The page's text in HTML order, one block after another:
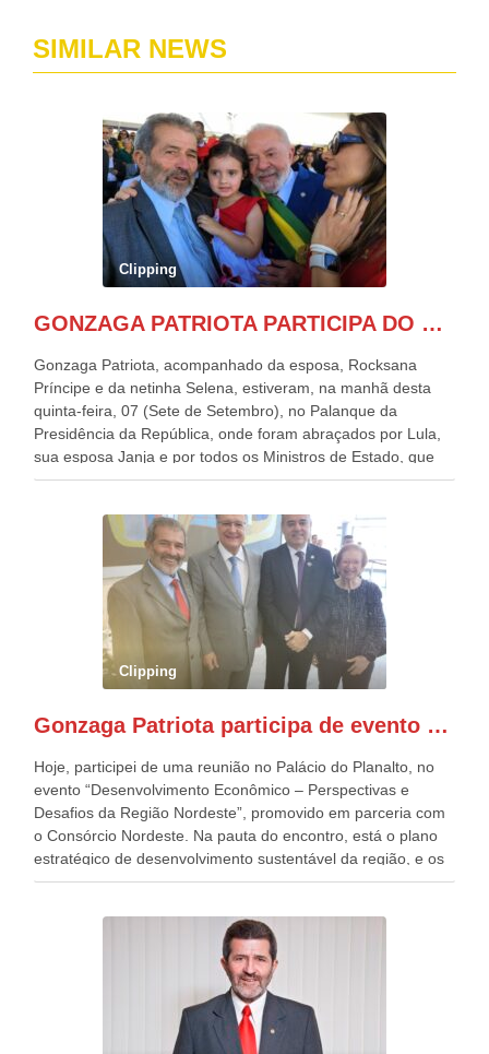
SIMILAR NEWS
Clipping
GONZAGA PATRIOTA PARTICIPA DO DESFILE DA INDEPENDÊNCIA NO PALANQUE DA PRESIDÊNCIA DA REPÚBLICA E É ABRAÇADO POR LULA E POR GERALDO ALCKMIN.
Gonzaga Patriota, acompanhado da esposa, Rocksana
Príncipe e da netinha Selena, estiveram, na manhã desta
quinta-feira, 07 (Sete de Setembro), no Palanque da
Presidência da República, onde foram abraçados por Lula,
sua esposa Janja e por todos os Ministros de Estado, que
estavam presentes, nos Desfiles da Independência da
outros desfiles, na Esplanada dos Ministérios, disse ter sido
o deste ano, o maior e o mais organizado de todos. “Há
quatro décadas, como Patriota até no nome, participo
anualmente dos desfiles de Sete de Setembro, na
Esplanada dos Ministérios, em Brasília. Este ano, o governo
preparou espaços com cadeiras e coberturas, para 30.000
pessoas, só que o número de Patriotas Brasileiros
Independentes, dobrou na Esplanada. Eu, Lula e os
Patriota.
Clipping
Gonzaga Patriota participa de evento em prol do desenvolvimento do Nordeste
Hoje, participei de uma reunião no Palácio do Planalto, no
evento “Desenvolvimento Econômico – Perspectivas e
Desafios da Região Nordeste”, promovido em parceria com
o Consórcio Nordeste. Na pauta do encontro, está o plano
estratégico de desenvolvimento sustentável da região, e os
desafios para a elaboração de políticas públicas, que
evento contou com a presença do Vice-presidente Geraldo
Alckmin, que também ocupa o Ministério do
Desenvolvimento, Indústria, Comércio e Serviços, o ex
governador de Pernambuco, agora Presidente do Banco do
Nordeste, Paulo Câmara, o ex Deputado Federal, e
atualmente Superintendente da SUDENE, Danilo Cabral, da